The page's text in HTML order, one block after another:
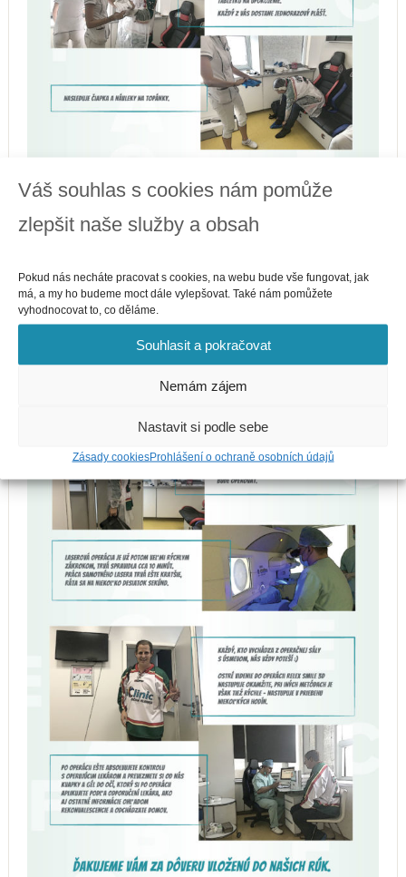
Váš souhlas s cookies nám pomůže
zlepšit naše služby a obsah
Pokud nás necháte pracovat s cookies, na webu bude vše fungovat, jak
má, a my ho budeme moct dále vylepšovat. Také nám pomůžete
vyhodnocovat to, co děláme.
Souhlasit a pokračovat
Nemám zájem
Nastavit si podle sebe
Zásady cookiesProhlášení o ochraně osobních údajů